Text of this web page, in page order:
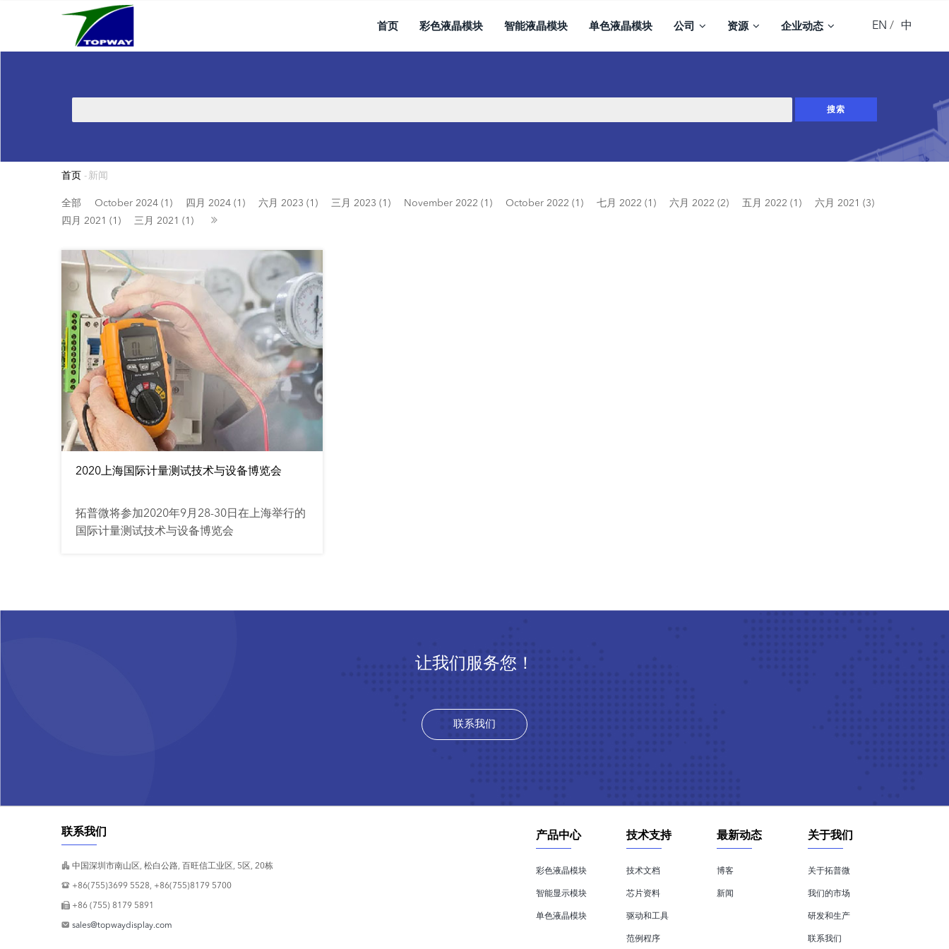
首页 彩色液晶模块 智能液晶模块 单色液晶模块 公司 资源 企业动态 EN 中
索
面
包
屑
首页 - 新闻
全部 October 2024 (1) 四月 2024 (1) 六月 2023 (1) 三月 2023 (1) November 2022 (1) October 2022 (1) 七月 2022 (1) 六月 2022 (2) 五月 2022 (1)
六月 2021 (3)
四月 2021 (1)
三月 2021 (1)
2020上海国际计量测试技术与设备博览会
拓普微将参加2020年9月28-30日在上海举行的
国际计量测试技术与设备博览会
让我们服务您！
联系我们
联系我们
中国深圳市南山区, 松白公路, 百旺信工业区, 5区, 20栋
+86(755)3699 5528, +86(755)8179 5700
+86 (755) 8179 5891
sales@topwaydisplay.com
关于我们
关于拓普微
我们的市场
研发和生产
联系我们
最新动态
博客
新闻
技术支持
技术文档
芯片资料
驱动和工具
范例程序
产品中心
彩色液晶模块
智能显示模块
单色液晶模块